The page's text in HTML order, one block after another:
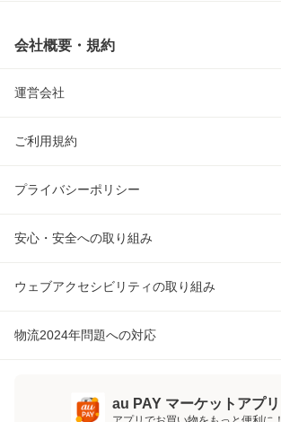
会社概要・規約
運営会社
ご利用規約
プライバシーポリシー
安心・安全への取り組み
ウェブアクセシビリティの取り組み
物流2024年問題への対応
au PAY マーケットアプリ